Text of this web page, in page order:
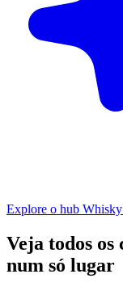
Explore o hub
Veja todos
num só lugar